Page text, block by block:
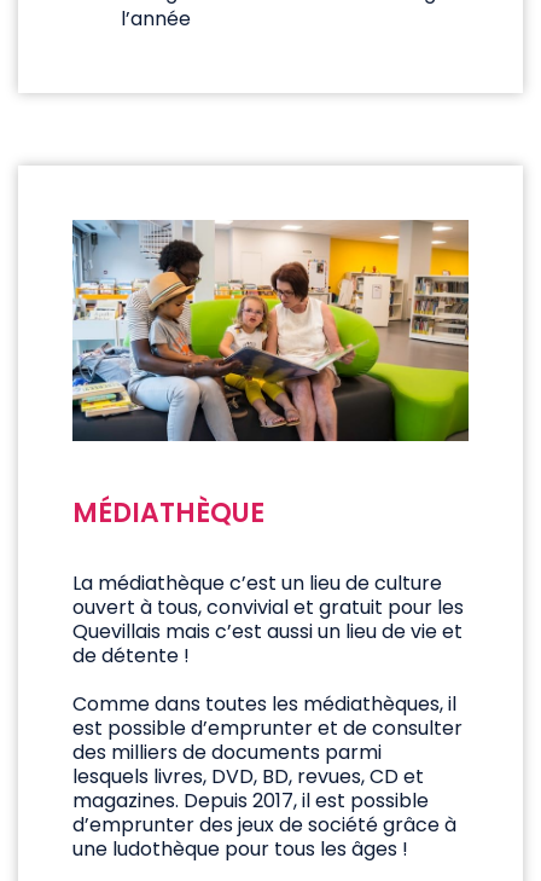
l’année
MÉDIATHÈQUE
La médiathèque c’est un lieu de culture
ouvert à tous, convivial et gratuit pour les
Quevillais mais c’est aussi un lieu de vie et
de détente !
Comme dans toutes les médiathèques, il
est possible d’emprunter et de consulter
des milliers de documents parmi
lesquels livres, DVD, BD, revues, CD et
magazines. Depuis 2017, il est possible
d’emprunter des jeux de société grâce à
une ludothèque pour tous les âges !